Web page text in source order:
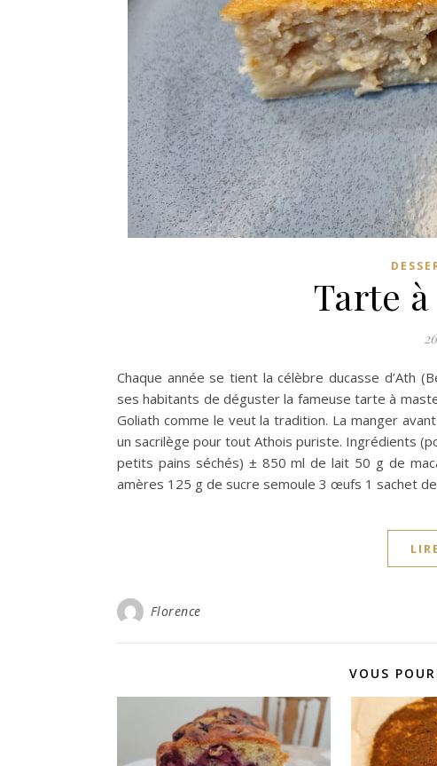
Tarte
Chaque année se tient la célèbre ducasse d’Ath
ses habitants de déguster la fameuse tarte à
Goliath comme le veut la tradition. La manger
un sacrilège pour tout Athois puriste. Ingrédients
petits pains séchés) ± 850 ml de lait 50 g de
amères 125 g de sucre semoule 3 œufs 1 sachet
Florence
VOUS